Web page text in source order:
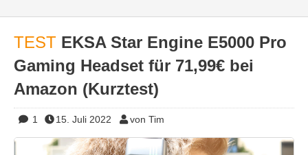
TEST EKSA Star Engine E5000 Pro
Gaming Headset für 71,99€ bei
Amazon (Kurztest)
1 15. Juli 2022 von Tim